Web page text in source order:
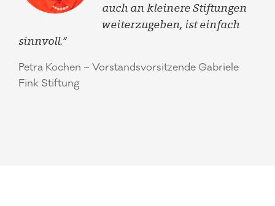
auch an kleinere Stiftungen
weiterzugeben, ist einfach
sinnvoll.”
Petra Kochen – Vorstandsvorsitzende Gabriele
Fink Stiftung